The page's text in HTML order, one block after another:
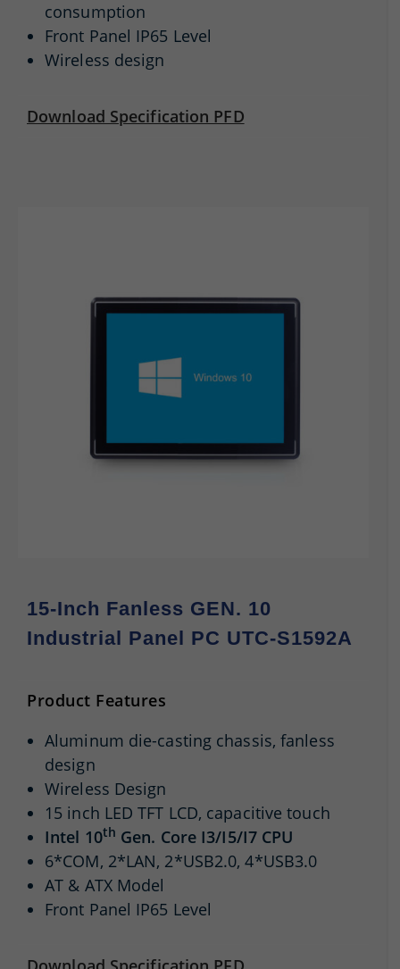
consumption
Front Panel IP65 Level
Wireless design
Download Specification PFD
15-Inch Fanless GEN. 10
Industrial Panel PC UTC-S1592A
Product Features
Aluminum die-casting chassis, fanless
design
Wireless Design
15 inch LED TFT LCD, capacitive touch
Intel 10th Gen. Core I3/I5/I7 CPU
6*COM, 2*LAN, 2*USB2.0, 4*USB3.0
AT & ATX Model
Front Panel IP65 Level